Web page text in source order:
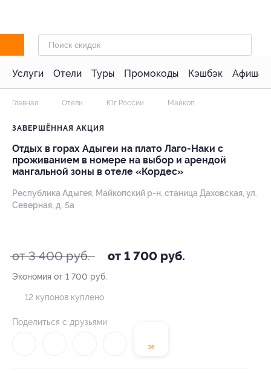
Услуги Отели Туры Промокоды Кэшбэк Афиша
Главная Отели Юг России Майкоп
ЗАВЕРШЁННАЯ АКЦИЯ
Отдых в горах Адыгеи на плато Лаго-Наки с
проживанием в номере на выбор и арендой
мангальной зоны в отеле «Кордес»
Республика Адыгея, Майкопский р-н, станица Даховская, ул.
Северная, д. 5а
от 3 400 руб. от 1 700 руб.
Экономия от 1 700 руб.
36
12 купонов куплено
Поделиться с друзьями